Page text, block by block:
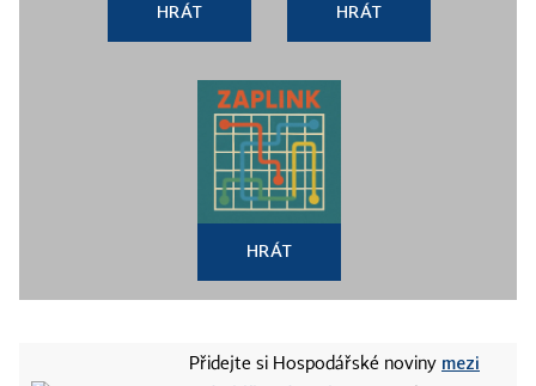
HRÁT HRÁT
HRÁT
Přidejte si Hospodářské noviny mezi